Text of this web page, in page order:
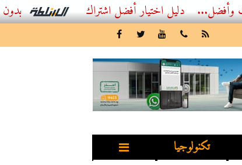
أفضل اشتراك IPTV بدون تقطيع 2026 – دليل المشاهد العصري
تكنولوجيا